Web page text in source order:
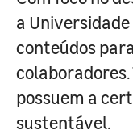
a
conteúdos
colaboradores.
possuem a
sustentável.